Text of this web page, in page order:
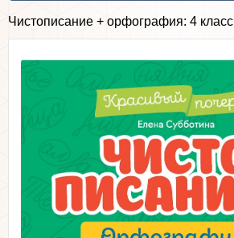
Чистописание + орфография: 4 класс